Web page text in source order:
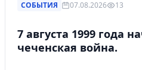
СОБЫТИЯ 07.08.2026 13
7 августа 1999 года
чеченская война.